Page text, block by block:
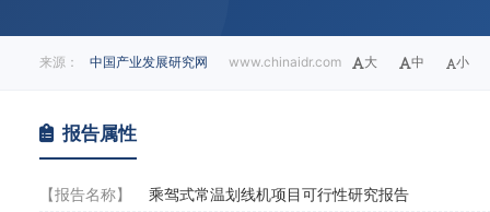
来源： 中国产业发展研究网 www.chinaidr.com 大 中 小
报告属性
【报告名称】
乘驾式常温划线机项目可行性研究报告